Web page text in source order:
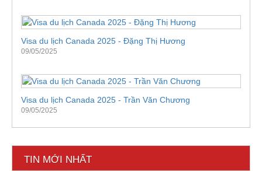
Visa du lịch Canada 2025 - Đặng Thị Hương
09/05/2025
Visa du lịch Canada 2025 - Trần Văn Chương
09/05/2025
TIN MỚI NHẤT